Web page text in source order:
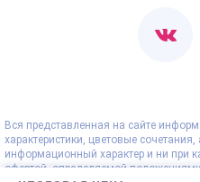
Вся представленная на сайте
характеристики, цветовые
информационный характер и ни при
офертой, определяемой